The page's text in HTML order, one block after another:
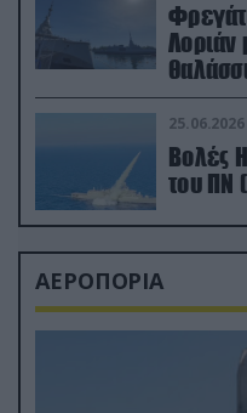
Λοριάν
θαλάσσιες
25.06.2026
Βολές
του ΠΝ
ΑΕΡΟΠΟΡΙΑ